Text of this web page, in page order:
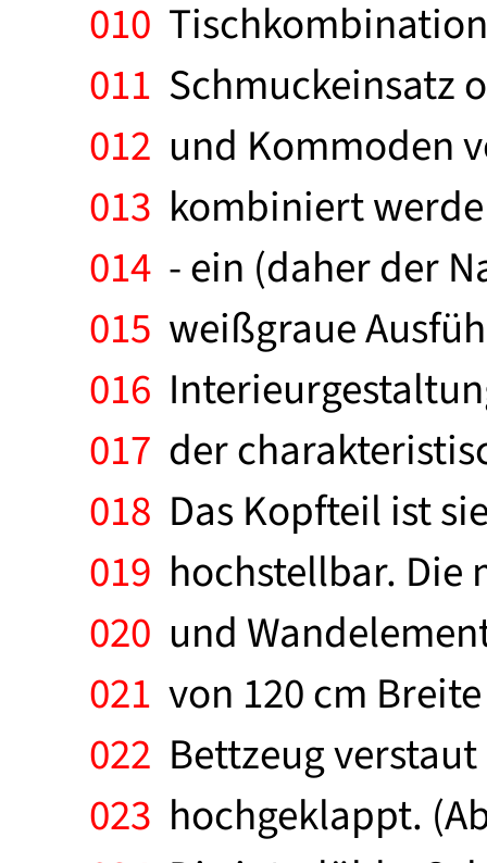
010
011 Schmuckeinsatz
012 und Kommoden
013 kombiniert
014 - ein (daher der
015 weißgraue
016
017 der
018 Das Kopfteil ist
019 hochstellbar. Die
020 und
021 von 120 cm
022 Bettzeug
023 hochgeklappt.